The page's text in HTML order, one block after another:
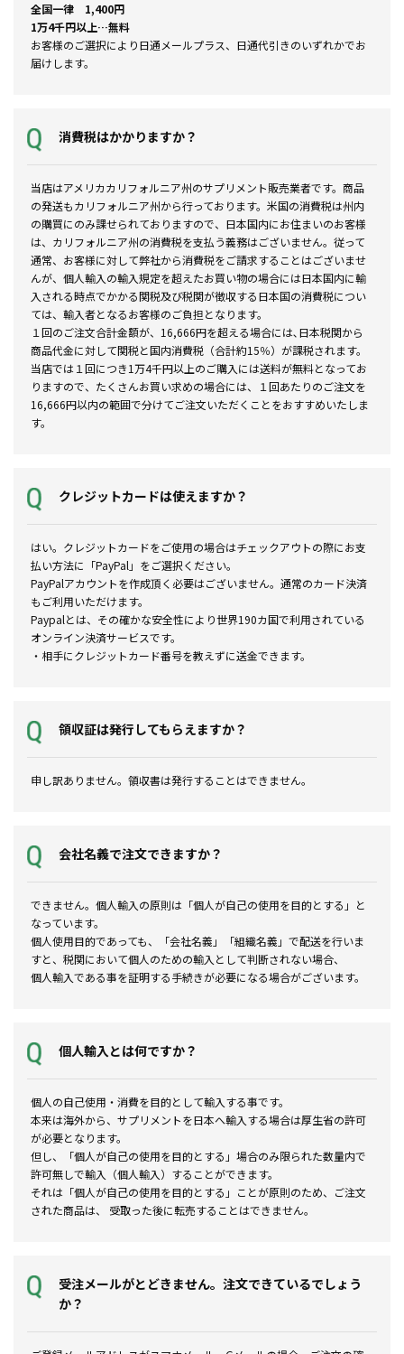
全国一律 1,400円
1万4千円以上…無料
お客様のご選択により日通メールプラス、日通代引きのいずれかでお
届けします。
消費税はかかりますか？
当店はアメリカカリフォルニア州のサプリメント販売業者です。商品
の発送もカリフォルニア州から行っております。米国の消費税は州内
の購買にのみ課せられておりますので、日本国内にお住まいのお客様
は、カリフォルニア州の消費税を支払う義務はございません。従って
通常、お客様に対して弊社から消費税をご請求することはございませ
んが、個人輸入の輸入規定を超えたお買い物の場合には日本国内に輸
入される時点でかかる関税及び税関が徴収する日本国の消費税につい
ては、輸入者となるお客様のご負担となります。
１回のご注文合計金額が、16,666円を超える場合には､日本税関から
商品代金に対して関税と国内消費税（合計約15％）が課税されます。
当店では１回につき1万4千円以上のご購入には送料が無料となってお
りますので、たくさんお買い求めの場合には、１回あたりのご注文を
16,666円以内の範囲で分けてご注文いただくことをおすすめいたしま
す。
クレジットカードは使えますか？
はい。クレジットカードをご使用の場合はチェックアウトの際にお支
払い方法に「PayPal」をご選択ください。
PayPalアカウントを作成頂く必要はございません。通常のカード決済
もご利用いただけます。
Paypalとは、その確かな安全性により世界190カ国で利用されている
オンライン決済サービスです。
・相手にクレジットカード番号を教えずに送金できます。
領収証は発行してもらえますか？
申し訳ありません。領収書は発行することはできません。
会社名義で注文できますか？
できません。個人輸入の原則は「個人が自己の使用を目的とする」と
なっています。
個人使用目的であっても、「会社名義」「組織名義」で配送を行いま
すと、税関において個人のための輸入として判断されない場合、
個人輸入である事を証明する手続きが必要になる場合がございます。
個人輸入とは何ですか？
個人の自己使用・消費を目的として輸入する事です。
本来は海外から、サプリメントを日本へ輸入する場合は厚生省の許可
が必要となります。
但し、「個人が自己の使用を目的とする」場合のみ限られた数量内で
許可無しで輸入（個人輸入）することができます。
それは「個人が自己の使用を目的とする」ことが原則のため、ご注文
された商品は、 受取った後に転売することはできません。
受注メールがとどきません。注文できているでしょう
か？